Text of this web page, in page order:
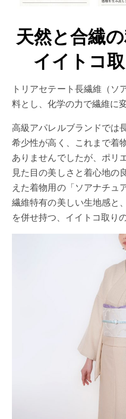
天然と合繊
イイトコ
トリアセテート長繊維（ソ
料とし、化学の力で繊維に
高級アパレルブランドでは
希少性が高く、これまで着
ありませんでしたが、ポリ
見た目の美しさと着心地の
えた着物用の「ソアナチュ
繊維特有の美しい生地感と
を併せ持つ、イイトコ取り